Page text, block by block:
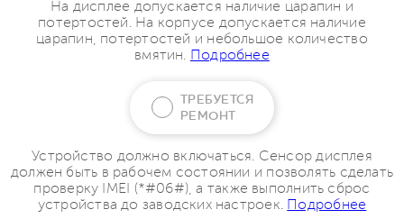
На дисплее допускается наличие царапин и
потертостей. На корпусе допускается наличие
царапин, потертостей и небольшое количество
вмятин. Подробнее
ТРЕБУЕТСЯ
РЕМОНТ
Устройство должно включаться. Сенсор дисплея
должен быть в рабочем состоянии и позволять сделать
проверку IMEI (*#06#), а также выполнить сброс
устройства до заводских настроек. Подробнее